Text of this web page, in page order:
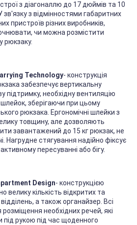
з діагоналлю до 17 дюймів та 10
зв'язку з відмінностями габаритних
пристроїв різних виробників,
чи можна розмістити
рюкзаку.
Technology- конструкція
забезпечує вертикальну
підтримку, необхідну вентиляцію
зберігаючи при цьому
рюкзака. Ергономічні шлейки з
товщину, але дозволяють
завантажений до 15 кг рюкзак, не
Нагрудне стягування надійно фіксує
пересуванні або бігу.
Design- конструкцією
велику кількість відкритих та
а також органайзер. Всі
необхідних речей, які
під рукою під час щоденного